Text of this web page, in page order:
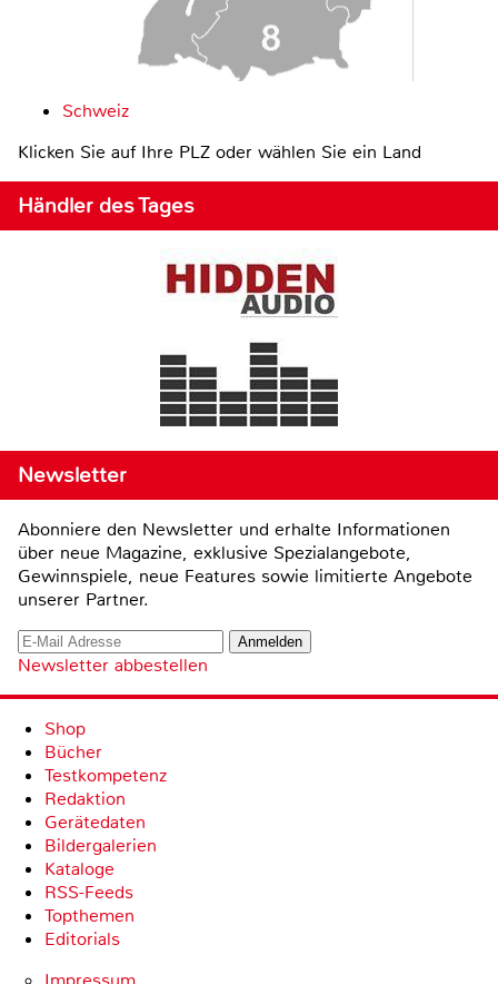
Schweiz
Klicken Sie auf Ihre PLZ oder wählen Sie ein Land
Händler des Tages
Newsletter
Abonniere den Newsletter und erhalte Informationen
über neue Magazine, exklusive Spezialangebote,
Gewinnspiele, neue Features sowie limitierte Angebote
unserer Partner.
Newsletter abbestellen
Shop
Bücher
Testkompetenz
Redaktion
Gerätedaten
Bildergalerien
Kataloge
RSS-Feeds
Topthemen
Editorials